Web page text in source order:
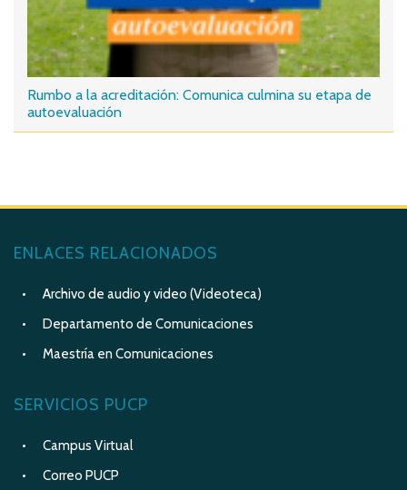
Rumbo a la acreditación: Comunica culmina su etapa de
autoevaluación
ENLACES RELACIONADOS
Archivo de audio y video (Videoteca)
Departamento de Comunicaciones
Maestría en Comunicaciones
SERVICIOS PUCP
Campus Virtual
Correo PUCP